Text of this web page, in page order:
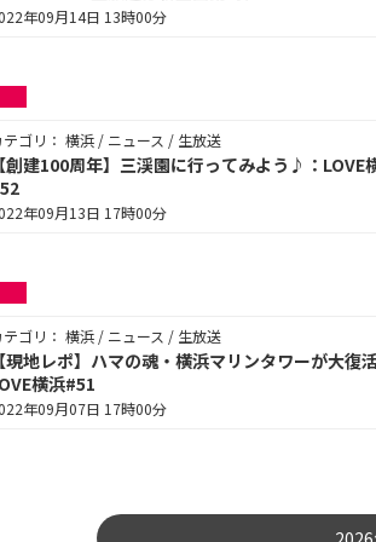
年09月14日 13時00分
テゴリ： 横浜 / ニュース / 生放送
【創建100周年】三渓園に行ってみよう♪：LOVE
年09月13日 17時00分
テゴリ： 横浜 / ニュース / 生放送
【現地レポ】ハマの魂・横浜マリンタワーが大復
横浜#51
年09月07日 17時00分